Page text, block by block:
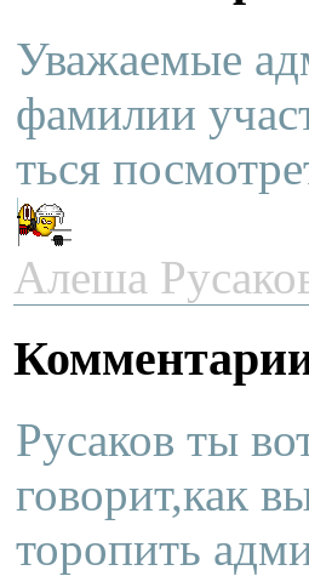
Уважаемые
фамилии
ться
Алеша
Русаков ты
говорит,как
торопить